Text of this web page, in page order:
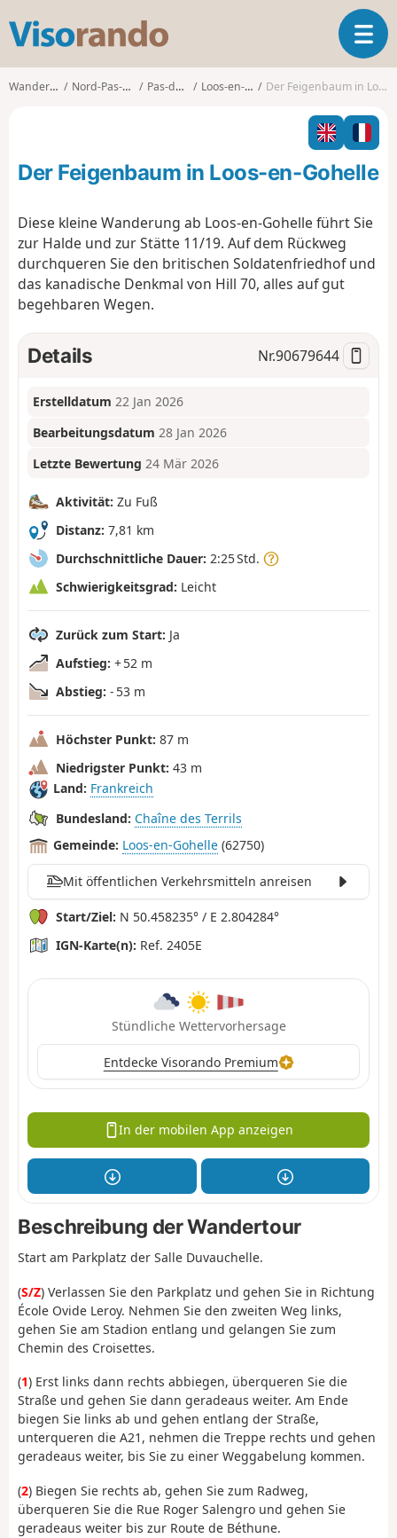
s
o
o
T
o
g
l
n
a
g
t
Wanderungen Nord-Pas-de-Calais Pas-de-Calais Loos-en-Gohelle Der Feigenbaum in Loos-en-Gohelle
Der Feigenbaum in Loos-en-Gohelle
Diese kleine Wanderung ab Loos-en-Gohelle führt Sie
zur Halde und zur Stätte 11/19. Auf dem Rückweg
durchqueren Sie den britischen Soldatenfriedhof und
das kanadische Denkmal von Hill 70, alles auf gut
begehbaren Wegen.
Details Nr.90679644
Erstelldatum 22 Jan 2026
Bearbeitungsdatum 28 Jan 2026
Letzte Bewertung 24 Mär 2026
Aktivität: Zu Fuß
Distanz: 7,81 km
Durchschnittliche Dauer: 2:25 Std.
Schwierigkeitsgrad: Leicht
Zurück zum Start: Ja
Aufstieg: + 52 m
Abstieg: - 53 m
Höchster Punkt: 87 m
Niedrigster Punkt: 43 m
Land: Frankreich
Bundesland: Chaîne des Terrils
Gemeinde: Loos-en-Gohelle (62750)
Mit öffentlichen Verkehrsmitteln anreisen
Start/Ziel: N 50.458235° / E 2.804284°
IGN-Karte(n): Ref. 2405E
Stündliche Wettervorhersage
Entdecke Visorando Premium
In der mobilen App anzeigen
Beschreibung der Wandertour
Start am Parkplatz der Salle Duvauchelle.
(S/Z) Verlassen Sie den Parkplatz und gehen Sie in Richtung
École Ovide Leroy. Nehmen Sie den zweiten Weg links,
gehen Sie am Stadion entlang und gelangen Sie zum
Chemin des Croisettes.
(1) Erst links dann rechts abbiegen, überqueren Sie die
Straße und gehen Sie dann geradeaus weiter. Am Ende
biegen Sie links ab und gehen entlang der Straße,
unterqueren die A21, nehmen die Treppe rechts und gehen
geradeaus weiter, bis Sie zu einer Weggabelung kommen.
(2) Biegen Sie rechts ab, gehen Sie zum Radweg,
überqueren Sie die Rue Roger Salengro und gehen Sie
geradeaus weiter bis zur Route de Béthune.